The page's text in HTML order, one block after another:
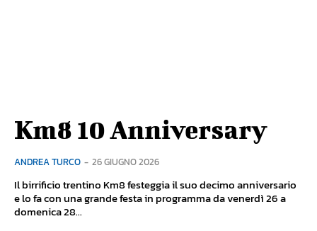
Km8 10 Anniversary
ANDREA TURCO - 26 GIUGNO 2026
Il birrificio trentino Km8 festeggia il suo decimo anniversario
e lo fa con una grande festa in programma da venerdì 26 a
domenica 28...